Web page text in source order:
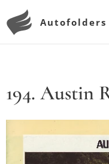
Autofolders
194. Austin